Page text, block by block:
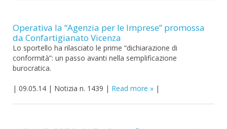
Operativa la “Agenzia per le Imprese” promossa
da Confartigianato Vicenza
Lo sportello ha rilasciato le prime “dichiarazione di
conformità”: un passo avanti nella semplificazione
burocratica.
| 09.05.14 | Notizia n. 1439 | Read more |